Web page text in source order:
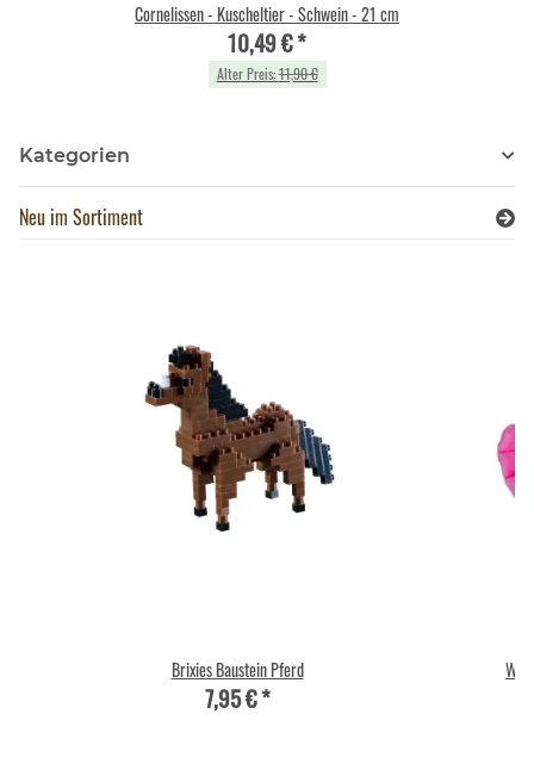
Cornelissen - Kuscheltier - Schwein - 21 cm
10,49 €*
Alter Preis:11,90 €
Kategorien
Neu im Sortiment
Brixies Baustein Pferd
7,95 €*